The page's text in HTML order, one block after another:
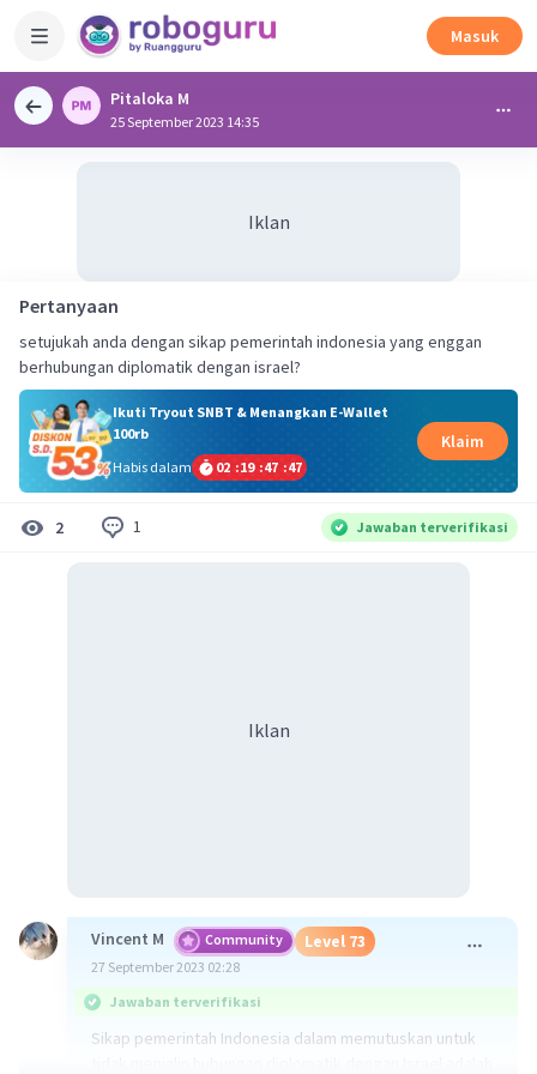
Masuk
Pitaloka M
25 September 2023 14:35
Iklan
Pertanyaan
setujukah anda dengan sikap pemerintah indonesia yang enggan
berhubungan diplomatik dengan israel?
Ikuti Tryout SNBT & Menangkan E-Wallet
100rb
Habis dalam
02 :19 :47 :47
Klaim
2 1 Jawaban terverifikasi
Iklan
Vincent M Community Level 73
27 September 2023 02:28
Jawaban terverifikasi
Sikap pemerintah Indonesia dalam memutuskan untuk